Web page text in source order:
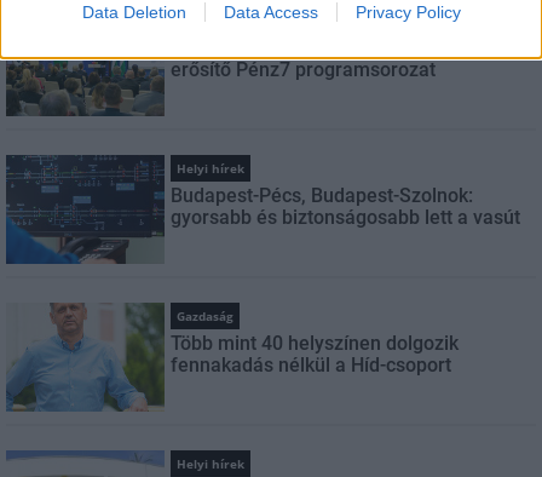
Data Deletion Data Access Privacy Policy
Aktuális
erősítő Pénz7 programsorozat
Helyi hírek
Budapest-Pécs, Budapest-Szolnok:
gyorsabb és biztonságosabb lett a vasút
Gazdaság
Több mint 40 helyszínen dolgozik
fennakadás nélkül a Híd-csoport
Helyi hírek